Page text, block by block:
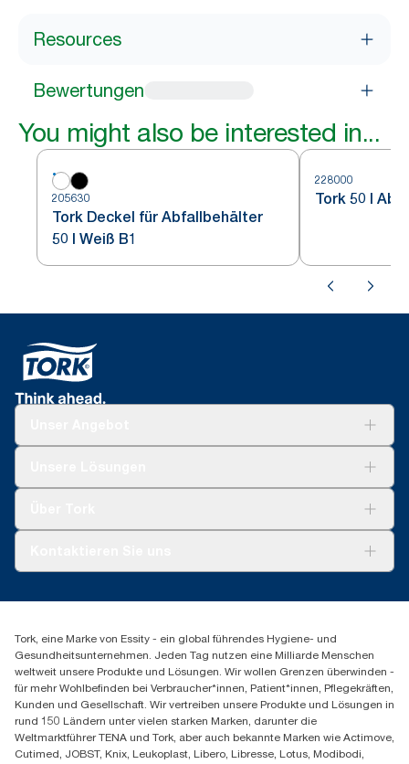
Resources
Bewertungen
You might also be interested in...
205630
Tork Deckel für Abfallbehälter
50 l Weiß B1
228000
Tork 50 l
Produktreklamation
Spenderreklamation
+49 (0)621/778 4700
Essity Professional Hygiene Germany GmbH
Sandhofer Straße 176
68305 Mannheim
Mo-Do 8:00-16:30 Uhr | Fr 8:00-15:00
Tork, eine Marke von Essity - ein global führendes Hygiene- und
Gesundheitsunternehmen. Jeden Tag nutzen eine Milliarde Menschen
weltweit unsere Produkte und Lösungen. Wir wollen Grenzen überwinden -
für mehr Wohlbefinden bei Verbraucher*innen, Patient*innen, Pflegekräften,
Kunden und Gesellschaft. Wir vertreiben unsere Produkte und Lösungen in
rund 150 Ländern unter vielen starken Marken, darunter die
Weltmarktführer TENA und Tork, aber auch bekannte Marken wie Actimove,
Cutimed, JOBST, Knix, Leukoplast, Libero, Libresse, Lotus, Modibodi,